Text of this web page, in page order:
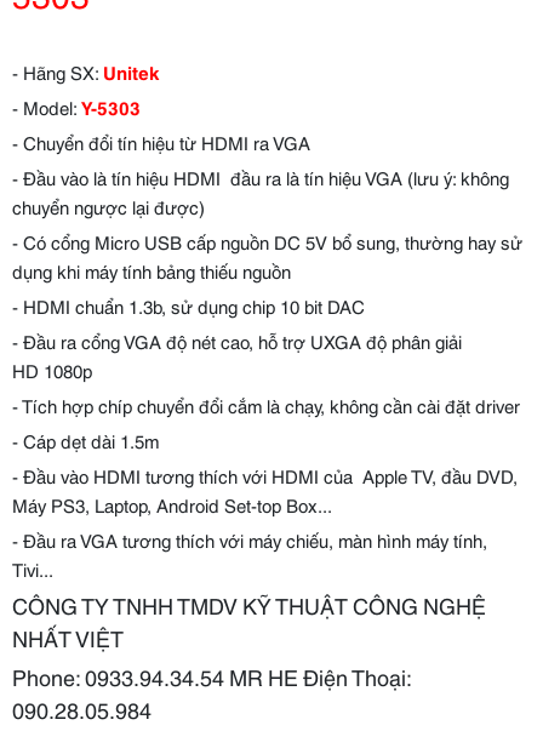
- Hãng SX: Unitek
- Model:Y-5303
- Chuyển đổi tín hiệu từ HDMI ra VGA
- Đầu vào là tín hiệu HDMI đầu ra là tín hiệu VGA (lưu ý: không
chuyển ngược lại được)
- Có cổng Micro USB cấp nguồn DC 5V bổ sung, thường hay sử
dụng khi máy tính bảng thiếu nguồn
- HDMI chuẩn 1.3b, sử dụng chip 10 bit DAC
- Đầu ra cổng VGA độ nét cao, hỗ trợ UXGA độ phân giải
HD 1080p
- Tích hợp chíp chuyển đổi cắm là chạy, không cần cài đặt driver
- Cáp dẹt dài 1.5m
- Đầu vào HDMI tương thích với HDMI của Apple TV, đầu DVD,
Máy PS3, Laptop, Android Set-top Box...
- Đầu ra VGA tương thích với máy chiếu, màn hình máy tính,
Tivi...
CÔNG TY TNHH TMDV KỸ THUẬT CÔNG NGHỆ
NHẤT VIỆT
Phone: 0933.94.34.54 MR HE Điện Thoại:
090.28.05.984